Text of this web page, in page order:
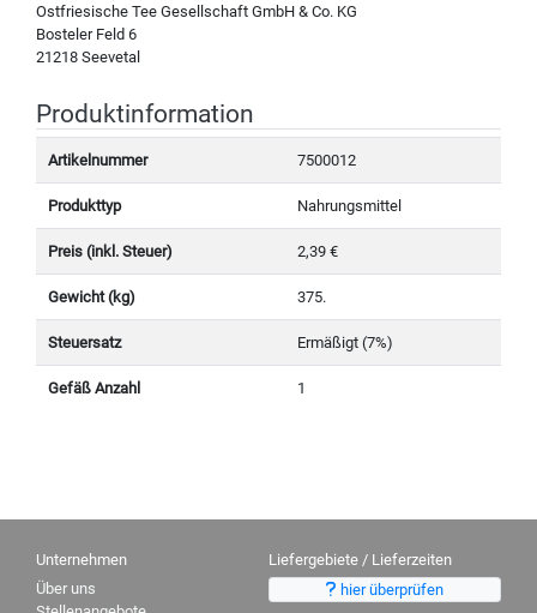
Ostfriesische Tee Gesellschaft GmbH & Co. KG
Bosteler Feld 6
21218 Seevetal
Produktinformation
Artikelnummer 7500012
Produkttyp Nahrungsmittel
Preis (inkl. Steuer) 2,39 €
Gewicht (kg) 375.
Steuersatz Ermäßigt (7%)
Gefäß Anzahl 1
Unternehmen
Über uns
Liefergebiete / Lieferzeiten
hier überprüfen